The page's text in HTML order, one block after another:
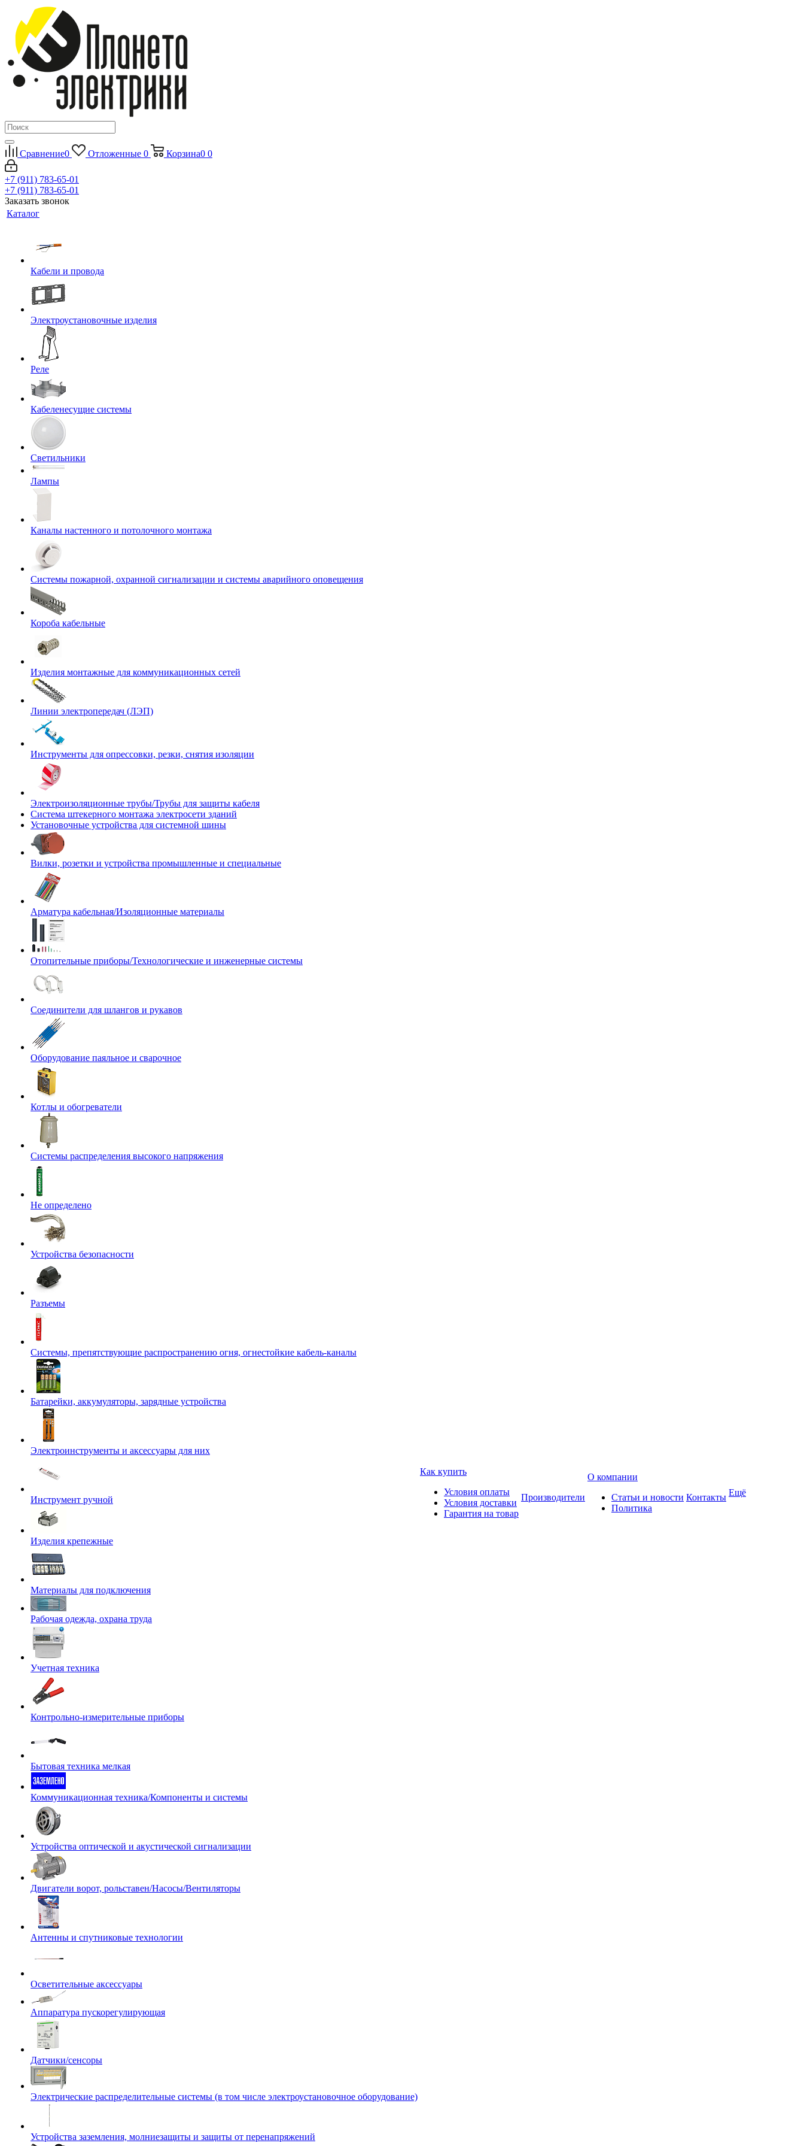
Сравнение0 Отложенные 0 Корзина0 0
+7 (911) 783-65-01
+7 (911) 783-65-01
Заказать звонок
Каталог
Кабели и провода
Электроустановочные изделия
Реле
Кабеленесущие системы
Светильники
Лампы
Каналы настенного и потолочного монтажа
Системы пожарной, охранной сигнализации и системы аварийного оповещения
Короба кабельные
Изделия монтажные для коммуникационных сетей
Линии электропередач (ЛЭП)
Инструменты для опрессовки, резки, снятия изоляции
Электроизоляционные трубы/Трубы для защиты кабеля
Система штекерного монтажа электросети зданий
Установочные устройства для системной шины
Вилки, розетки и устройства промышленные и специальные
Арматура кабельная/Изоляционные материалы
Отопительные приборы/Технологические и инженерные системы
Соединители для шлангов и рукавов
Оборудование паяльное и сварочное
Котлы и обогреватели
Системы распределения высокого напряжения
Не определено
Устройства безопасности
Разъемы
Системы, препятствующие распространению огня, огнестойкие кабель-каналы
Батарейки, аккумуляторы, зарядные устройства
Электроинструменты и аксессуары для них
Инструмент ручной
Изделия крепежные
Материалы для подключения
Рабочая одежда, охрана труда
Учетная техника
Контрольно-измерительные приборы
Бытовая техника мелкая
Коммуникационная техника/Компоненты и системы
Устройства оптической и акустической сигнализации
Двигатели ворот, рольставен/Насосы/Вентиляторы
Антенны и спутниковые технологии
Осветительные аксессуары
Аппаратура пускорегулирующая
Датчики/сенсоры
Электрические распределительные системы (в том числе электроустановочное оборудование)
Устройства заземления, молниезащиты и защиты от перенапряжений
Как купить
Условия оплаты
Условия доставки
Гарантия на товар
Производители
О компании
Статьи и новости
Политика
Контакты Ещё